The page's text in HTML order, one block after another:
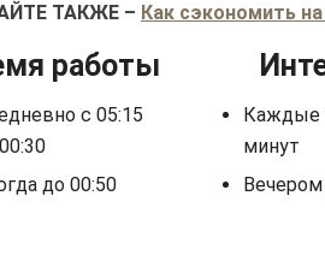
ТАКЖЕ – Как сэкономить
работы
с 05:15
до 00:50
Каждые
минут